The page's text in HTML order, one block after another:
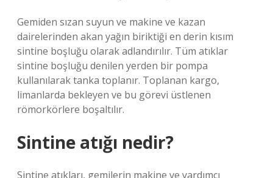
Gemiden sızan suyun ve makine ve kazan
dairelerinden akan yağın biriktiği en derin kısım
sintine boşluğu olarak adlandırılır. Tüm atıklar
sintine boşluğu denilen yerden bir pompa
kullanılarak tanka toplanır. Toplanan kargo,
limanlarda bekleyen ve bu görevi üstlenen
römorkörlere boşaltılır.
Sintine atığı nedir?
Sintine atıkları, gemilerin makine ve yardımcı